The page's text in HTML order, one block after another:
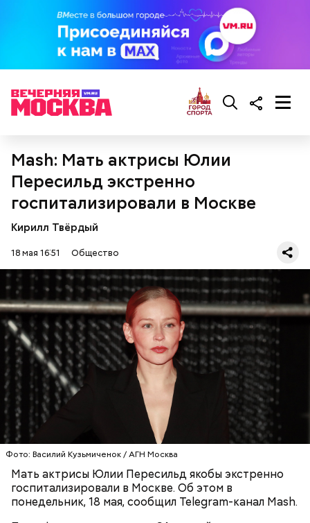
Mash: Мать актрисы Юлии
Пересильд экстренно
госпитализировали в Москве
Кирилл Твёрдый
18 мая 16:51 Общество
Фото: Василий Кузьмиченок / АГН Москва
Мать актрисы Юлии Пересильд якобы экстренно
госпитализировали в Москве. Об этом в
понедельник, 18 мая, сообщил Telegram-канал Mash.
Ингредиенты:
кабачок;
брынза;
растительное масло;
Терапевт Кондрахин назвал
продукты и напитки, которые
Ранние плоды, по словам врача, лучше не есть:
беременным, кормящим женщинам;
людям с ослабленной иммунной системой;
детям.
Чистит сосуды и защищает от